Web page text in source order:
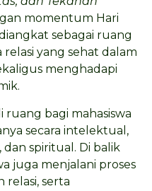
momentum Hari
sebagai ruang
yang sehat dalam
menghadapi
bagi mahasiswa
secara intelektual,
dan spiritual. Di balik
juga menjalani proses
relasi, serta